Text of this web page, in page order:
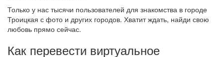
Только у нас тысячи пользователей для знакомства в городе
Троицкая с фото и других городов. Хватит ждать, найди свою
любовь прямо сейчас.
Как перевести виртуальное